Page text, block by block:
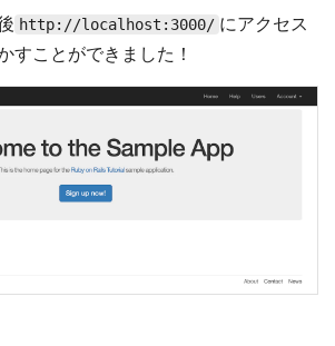
http://localhost:3000/ にアクセス
すことができました！